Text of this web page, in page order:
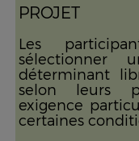
PROJET
Les
sélectionner
déterminant
selon leurs
exigence
certaines